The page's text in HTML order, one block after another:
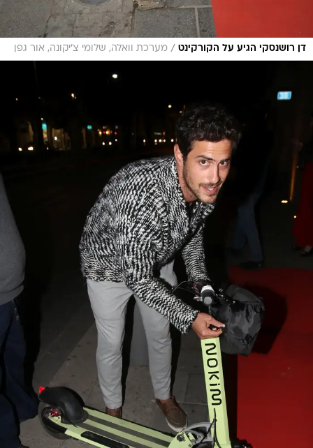
דן רושנסקי הגיע על הקורקינט / מערכת וואלה, שלומי צ'יקונה, אור גפן